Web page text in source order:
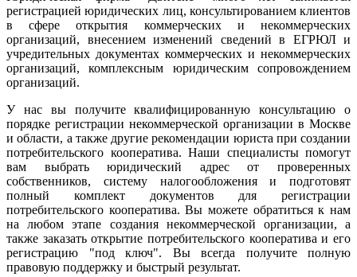
регистрацией юридических лиц, консультированием клиентов
в сфере открытия коммерческих и некоммерческих
организаций, внесением изменений сведений в ЕГРЮЛ и
учредительных документах коммерческих и некоммерческих
организаций, комплексным юридическим сопровождением
организаций.
У нас вы получите квалифицированную консультацию о
порядке регистрации некоммерческой организации в Москве
и области, а также другие рекомендации юриста при создании
потребительского кооператива. Наши специалисты помогут
вам выбрать юридический адрес от проверенных
собственников, систему налогообложения и подготовят
полный комплект документов для регистрации
потребительского кооператива. Вы можете обратиться к нам
на любом этапе создания некоммерческой организации, а
также заказать открытие потребительского кооператива и его
регистрацию "под ключ". Вы всегда получите полную
правовую поддержку и быстрый результат.